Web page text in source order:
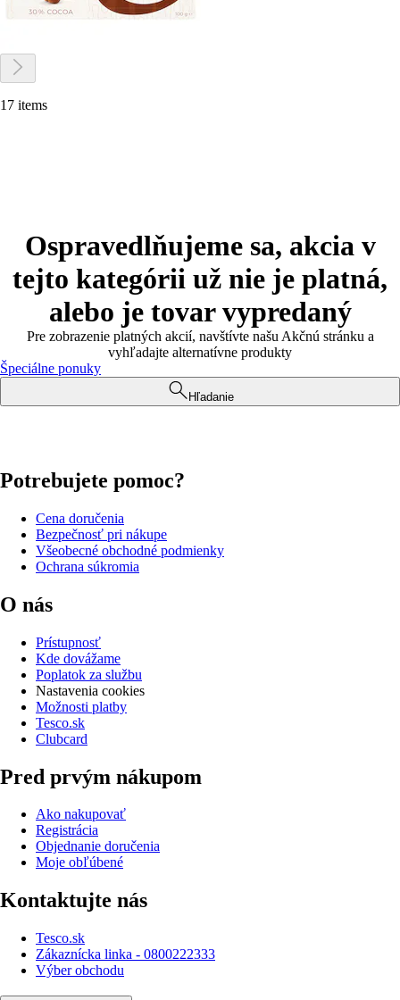
17 items
Ospravedlňujeme sa, akcia v
tejto kategórii už nie je platná,
alebo je tovar vypredaný
Pre zobrazenie platných akcií, navštívte našu Akčnú stránku a
vyhľadajte alternatívne produkty
Špeciálne ponuky
Hľadanie
Potrebujete pomoc?
Cena doručenia
Bezpečnosť pri nákupe
Všeobecné obchodné podmienky
Ochrana súkromia
O nás
Prístupnosť
Kde dovážame
Poplatok za službu
Nastavenia cookies
Možnosti platby
Tesco.sk
Clubcard
Pred prvým nákupom
Ako nakupovať
Registrácia
Objednanie doručenia
Moje obľúbené
Kontaktujte nás
Tesco.sk
Zákaznícka linka - 0800222333
Výber obchodu